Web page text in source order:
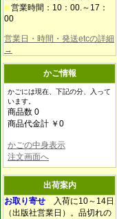
■ 営業時間：10：00.～17：
00
営業日・時間・発送etcの詳細
→
かご情報
かごには現在、下記の分、入って
います。
商品数 0
商品代金計 ￥0
かごの中身表示
注文画面へ
出荷案内
お取り寄せ 入荷に10～14日
（出版社営業日）。品切れの